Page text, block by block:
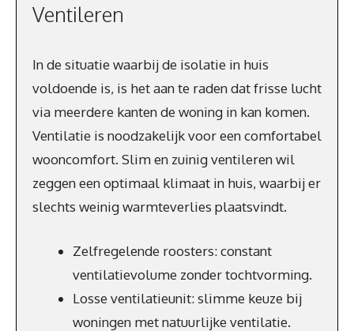
Ventileren
In de situatie waarbij de isolatie in huis
voldoende is, is het aan te raden dat frisse lucht
via meerdere kanten de woning in kan komen.
Ventilatie is noodzakelijk voor een comfortabel
wooncomfort. Slim en zuinig ventileren wil
zeggen een optimaal klimaat in huis, waarbij er
slechts weinig warmteverlies plaatsvindt.
Zelfregelende roosters: constant
ventilatievolume zonder tochtvorming.
Losse ventilatieunit: slimme keuze bij
woningen met natuurlijke ventilatie.